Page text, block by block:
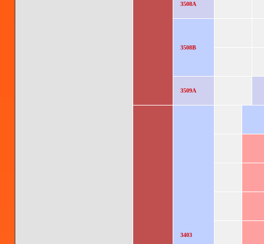
3508A
3508B
3509A
3403